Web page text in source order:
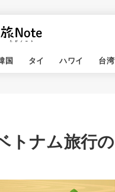
国 タイ ハワイ 台湾
トナム旅行の